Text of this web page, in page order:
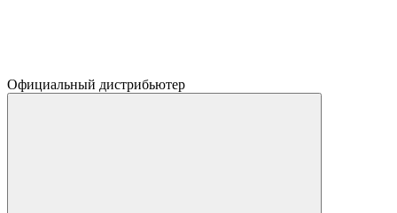
Официальный дистрибьютер